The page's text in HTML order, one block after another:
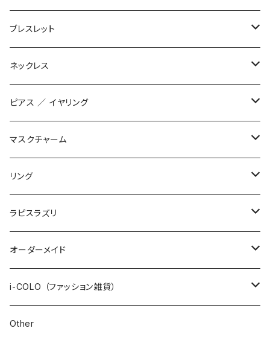
ブレスレット
数珠ブレスレット
STONE ONLY
JUZUSUKE STANDARD
ブレイドブレスレット
2連ブレスレット
STONE ONLY
JUZUSUKE STANDARD
ワイヤーブレスレット
ネックレス
オリジナル
インポート
ピアス ／ イヤリング
オリジナル
インポート
マスクチャーム
1200+tax
1500+tax
リング
オリジナル
インポート
ラピスラズリ
ブレスレット
ネックレス
ピアス / イヤリング
オーダーメイド
数珠ブレスレット
STONE ONLY
2連ブレスレット
i-COLO （ファッション雑貨）
雑貨
Other